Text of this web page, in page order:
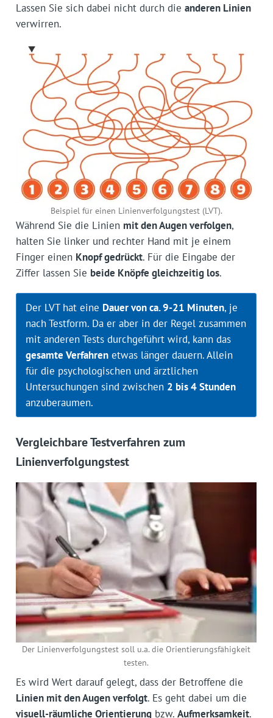
Lassen Sie sich dabei nicht durch die anderen Linien
verwirren.
Beispiel für einen Linienverfolgungstest (LVT).
Während Sie die Linien mit den Augen verfolgen,
halten Sie linker und rechter Hand mit je einem
Finger einen Knopf gedrückt. Für die Eingabe der
Ziffer lassen Sie beide Knöpfe gleichzeitig los.
Der LVT hat eine Dauer von ca. 9-21 Minuten, je
nach Testform. Da er aber in der Regel zusammen
mit anderen Tests durchgeführt wird, kann das
gesamte Verfahrenetwas länger dauern. Allein
für die psychologischen und ärztlichen
Untersuchungen sind zwischen 2 bis 4 Stunden
anzuberaumen.
Vergleichbare Testverfahren zum
Linienverfolgungstest
Der Linienverfolgungstest soll u.a. die Orientierungsfähigkeit
testen.
Es wird Wert darauf gelegt, dass der Betroffene die
Linien mit den Augen verfolgt. Es geht dabei um die
visuell-räumliche Orientierungbzw. Aufmerksamkeit.